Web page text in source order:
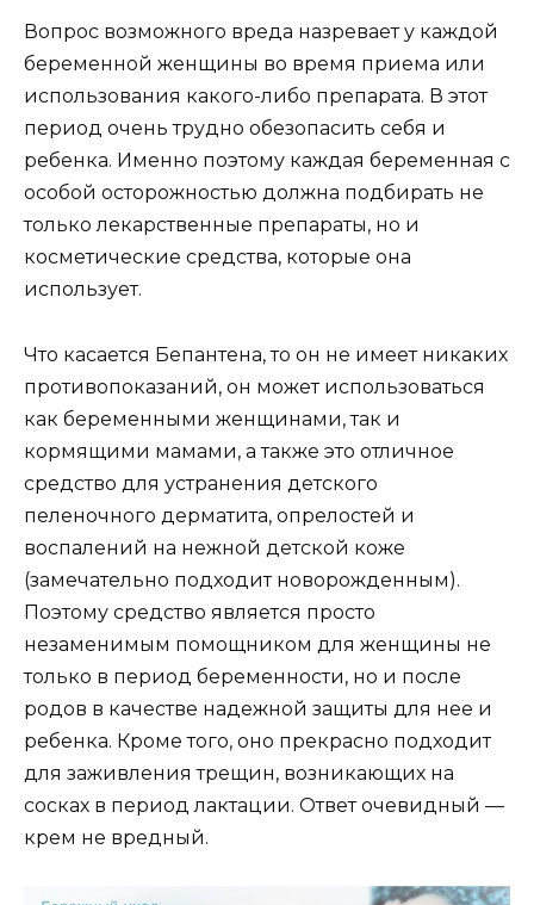
Вопрос возможного вреда назревает у каждой
беременной женщины во время приема или
использования какого-либо препарата. В этот
период очень трудно обезопасить себя и
ребенка. Именно поэтому каждая беременная с
особой осторожностью должна подбирать не
только лекарственные препараты, но и
косметические средства, которые она
использует.
Что касается Бепантена, то он не имеет никаких
противопоказаний, он может использоваться
как беременными женщинами, так и
кормящими мамами, а также это отличное
средство для устранения детского
пеленочного дерматита, опрелостей и
воспалений на нежной детской коже
(замечательно подходит новорожденным).
Поэтому средство является просто
незаменимым помощником для женщины не
только в период беременности, но и после
родов в качестве надежной защиты для нее и
ребенка. Кроме того, оно прекрасно подходит
для заживления трещин, возникающих на
сосках в период лактации. Ответ очевидный —
крем не вредный.